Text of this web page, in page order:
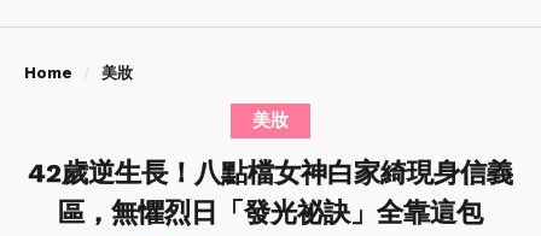
Home 美妝
美妝
42歲逆生長！八點檔女神白家綺現身信義
區，無懼烈日「發光祕訣」全靠這包